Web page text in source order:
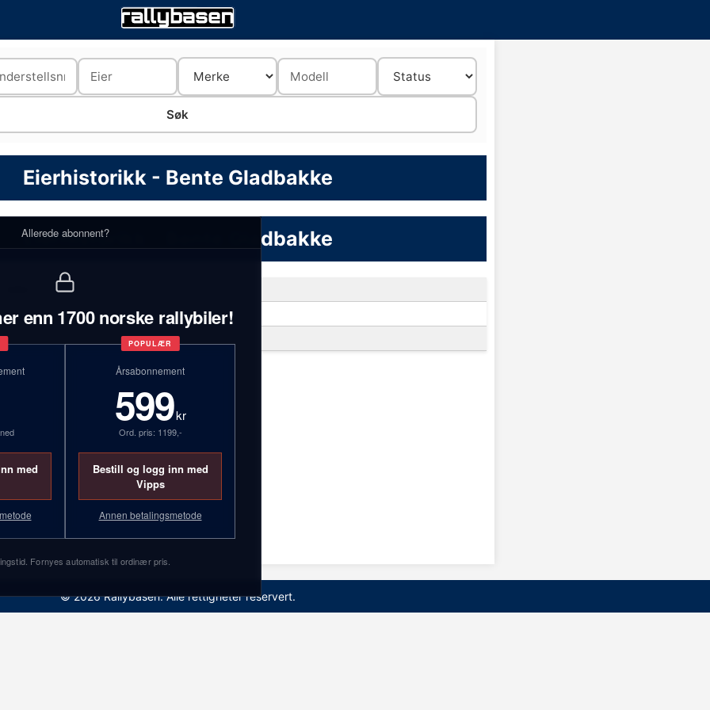
Eierhistorikk - Bente Gladbakke
Allerede abonnent?
enn 1700 norske rallybiler!
med
POPULÆR
Årsabonnement
599kr
Ord. pris: 1199,-
Bestill og logg inn med
Vipps
Annen betalingsmetode
Fornyes automatisk til ordinær pris.
Eierhistorikk - Bente Gladbakke
© 2026 Rallybasen. Alle rettigheter reservert.